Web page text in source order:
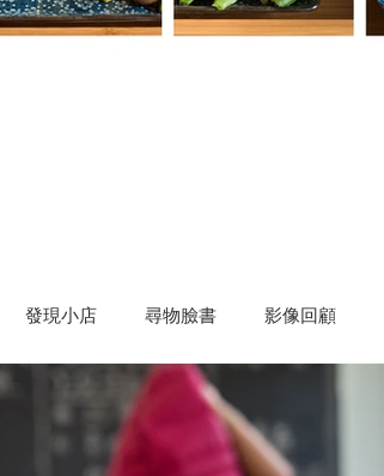
發現小店 尋物臉書 影像回顧
旁觀者 RS影思